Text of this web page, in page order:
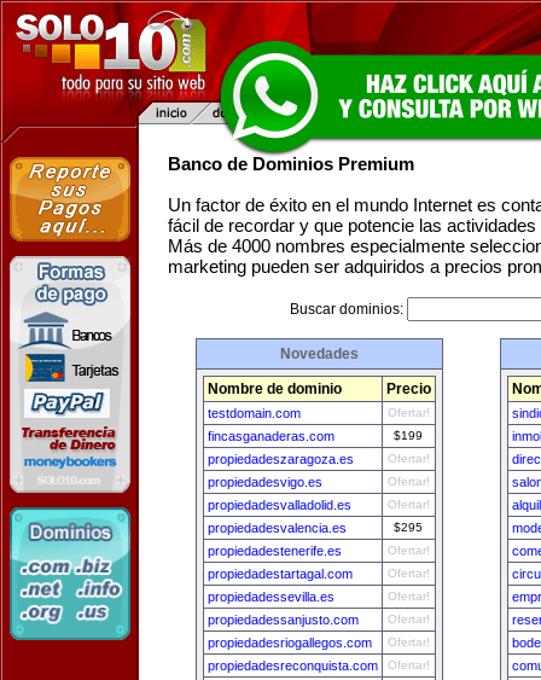
Banco de Dominios Premium
Un factor de éxito en el mundo Internet es
fácil de recordar y que potencie las
Más de 4000 nombres especialmente
marketing pueden ser adquiridos a precios
Buscar dominios:
Novedades
Nombre de dominio Precio
testdomain.com Ofertar!
fincasganaderas.com $199
propiedadeszaragoza.es Ofertar!
propiedadesvigo.es Ofertar!
propiedadesvalladolid.es Ofertar!
propiedadesvalencia.es $295
propiedadestenerife.es Ofertar!
propiedadestartagal.com Ofertar!
propiedadessevilla.es Ofertar!
propiedadessanjusto.com Ofertar!
propiedadesriogallegos.com Ofertar!
propiedadesreconquista.com Ofertar!